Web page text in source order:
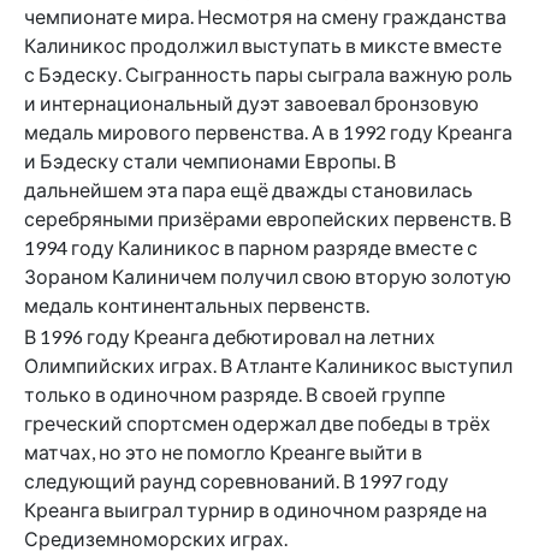
чемпионате мира. Несмотря на смену гражданства
Калиникос продолжил выступать в миксте вместе
с Бэдеску. Сыгранность пары сыграла важную роль
и интернациональный дуэт завоевал бронзовую
медаль мирового первенства. А в 1992 году Креанга
и Бэдеску стали чемпионами Европы. В
дальнейшем эта пара ещё дважды становилась
серебряными призёрами европейских первенств. В
1994 году Калиникос в парном разряде вместе с
Зораном Калиничем получил свою вторую золотую
медаль континентальных первенств.
В 1996 году Креанга дебютировал на летних
Олимпийских играх. В Атланте Калиникос выступил
только в одиночном разряде. В своей группе
греческий спортсмен одержал две победы в трёх
матчах, но это не помогло Креанге выйти в
следующий раунд соревнований. В 1997 году
Креанга выиграл турнир в одиночном разряде на
Средиземноморских играх.